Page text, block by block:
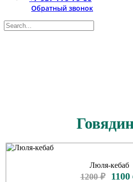
Обратный звонок
Люля-кебаб
1200 ₽ 1100